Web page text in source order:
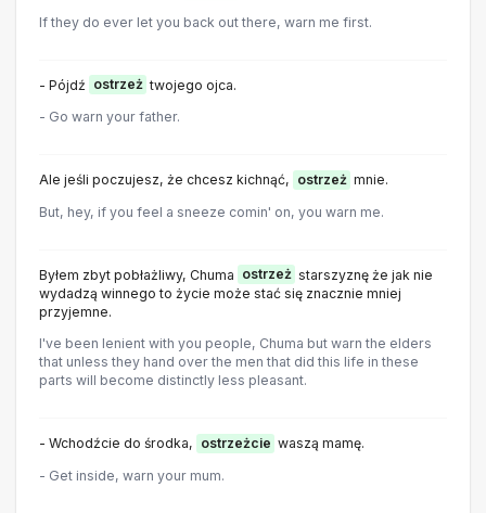
If they do ever let you back out there, warn me first.
- Pójdź ostrzeż twojego ojca.
- Go warn your father.
Ale jeśli poczujesz, że chcesz kichnąć, ostrzeż mnie.
But, hey, if you feel a sneeze comin' on, you warn me.
Byłem zbyt pobłażliwy, Chuma ostrzeż starszyznę że jak nie
wydadzą winnego to życie może stać się znacznie mniej
przyjemne.
I've been lenient with you people, Chuma but warn the elders
that unless they hand over the men that did this life in these
parts will become distinctly less pleasant.
- Wchodźcie do środka, ostrzeżcie waszą mamę.
- Get inside, warn your mum.